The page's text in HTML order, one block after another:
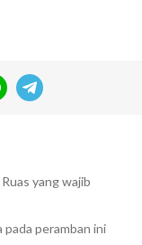
Ruas yang wajib
pada peramban ini